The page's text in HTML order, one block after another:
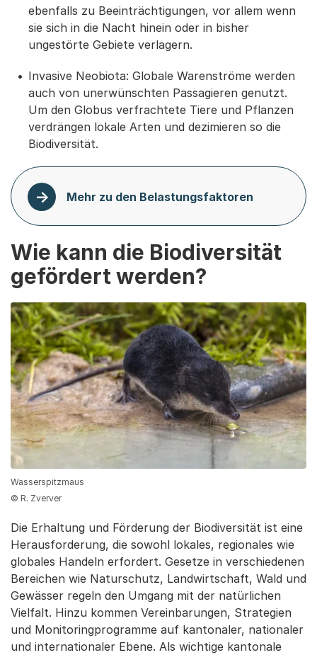
ebenfalls zu Beeinträchtigungen, vor allem wenn
sie sich in die Nacht hinein oder in bisher
ungestörte Gebiete verlagern.
Invasive Neobiota: Globale Warenströme werden
auch von unerwünschten Passagieren genutzt.
Um den Globus verfrachtete Tiere und Pflanzen
verdrängen lokale Arten und dezimieren so die
Biodiversität.
Mehr zu den Belastungsfaktoren
Wie kann die Biodiversität
gefördert werden?
Wasserspitzmaus
© R. Zverver
Die Erhaltung und Förderung der Biodiversität ist eine
Herausforderung, die sowohl lokales, regionales wie
globales Handeln erfordert. Gesetze in verschiedenen
Bereichen wie Naturschutz, Landwirtschaft, Wald und
Gewässer regeln den Umgang mit der natürlichen
Vielfalt. Hinzu kommen Vereinbarungen, Strategien
und Monitoringprogramme auf kantonaler, nationaler
und internationaler Ebene. Als wichtige kantonale